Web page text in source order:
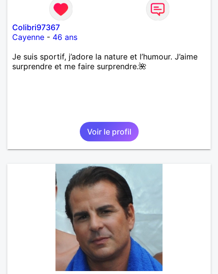
Colibri97367
Cayenne - 46 ans
Je suis sportif, j’adore la nature et l’humour. J’aime
surprendre et me faire surprendre.🌺
Voir le profil